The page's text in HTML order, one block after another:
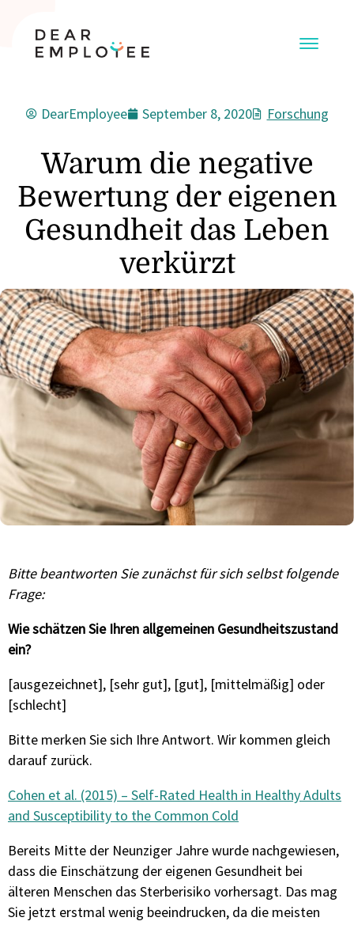
DearEmployee September 8, 2020 Forschung
Warum die negative
Bewertung der eigenen
Gesundheit das Leben
verkürzt
Bitte beantworten Sie zunächst für sich selbst folgende
Frage:
Wie schätzen Sie Ihren allgemeinen Gesundheitszustand
ein?
[ausgezeichnet], [sehr gut], [gut], [mittelmäßig] oder
[schlecht]
Bitte merken Sie sich Ihre Antwort. Wir kommen gleich
darauf zurück.
Cohen et al. (2015) – Self-Rated Health in Healthy Adults
and Susceptibility to the Common Cold
Bereits Mitte der Neunziger Jahre wurde nachgewiesen,
dass die Einschätzung der eigenen Gesundheit bei
älteren Menschen das Sterberisiko vorhersagt. Das mag
Sie jetzt erstmal wenig beeindrucken, da die meisten